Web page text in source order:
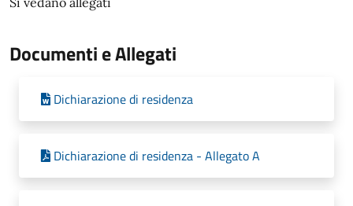
Documenti e Allegati
Dichiarazione di residenza
Dichiarazione di residenza - Allegato A